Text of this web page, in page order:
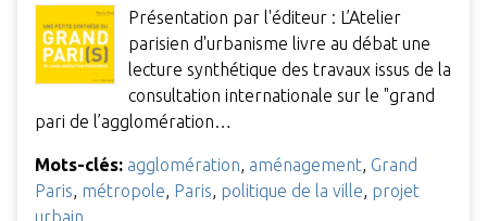
Présentation par l'éditeur : L’Atelier
parisien d'urbanisme livre au débat une
lecture synthétique des travaux issus de la
consultation internationale sur le "grand
pari de l’agglomération…
Mots-clés: agglomération aménagement Grand
Paris métropole Paris politique de la ville projet
urbain